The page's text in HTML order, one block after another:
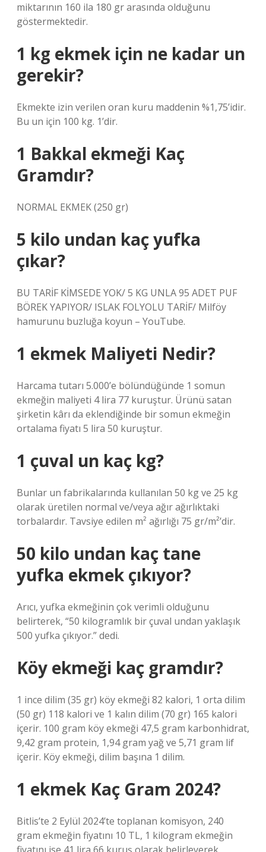
miktarının 160 ila 180 gr arasında olduğunu
göstermektedir.
1 kg ekmek için ne kadar un
gerekir?
Ekmekte izin verilen oran kuru maddenin %1,75’idir.
Bu un için 100 kg. 1’dir.
1 Bakkal ekmeği Kaç
Gramdır?
NORMAL EKMEK (250 gr)
5 kilo undan kaç yufka
çıkar?
BU TARİF KİMSEDE YOK/ 5 KG UNLA 95 ADET PUF
BÖREK YAPIYOR/ ISLAK FOLYOLU TARİF/ Milföy
hamurunu buzluğa koyun – YouTube.
1 ekmek Maliyeti Nedir?
Harcama tutarı 5.000’e bölündüğünde 1 somun
ekmeğin maliyeti 4 lira 77 kuruştur. Ürünü satan
şirketin kârı da eklendiğinde bir somun ekmeğin
ortalama fiyatı 5 lira 50 kuruştur.
1 çuval un kaç kg?
Bunlar un fabrikalarında kullanılan 50 kg ve 25 kg
olarak üretilen normal ve/veya ağır ağırlıktaki
torbalardır. Tavsiye edilen m² ağırlığı 75 gr/m²’dir.
50 kilo undan kaç tane
yufka ekmek çıkıyor?
Arıcı, yufka ekmeğinin çok verimli olduğunu
belirterek, “50 kilogramlık bir çuval undan yaklaşık
500 yufka çıkıyor.” dedi.
Köy ekmeği kaç gramdır?
1 ince dilim (35 gr) köy ekmeği 82 kalori, 1 orta dilim
(50 gr) 118 kalori ve 1 kalın dilim (70 gr) 165 kalori
içerir. 100 gram köy ekmeği 47,5 gram karbonhidrat,
9,42 gram protein, 1,94 gram yağ ve 5,71 gram lif
içerir. Köy ekmeği, dilim başına 1 dilim.
1 ekmek Kaç Gram 2024?
Bitlis’te 2 Eylül 2024’te toplanan komisyon, 240
gram ekmeğin fiyatını 10 TL, 1 kilogram ekmeğin